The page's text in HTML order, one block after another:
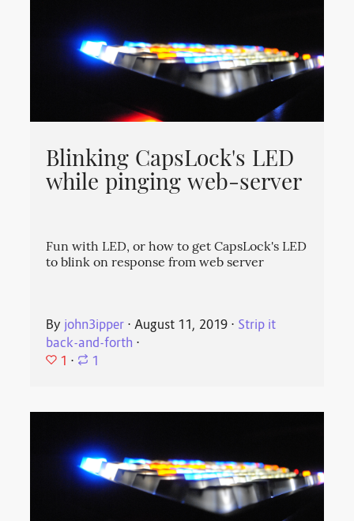
Blinking CapsLock's LED
while pinging web-server
Fun with LED, or how to get CapsLock's LED
to blink on response from web server
By john3ipper ⋅August 11, 2019 ⋅ Strip it
back-and-forth ⋅
1 ⋅ 1